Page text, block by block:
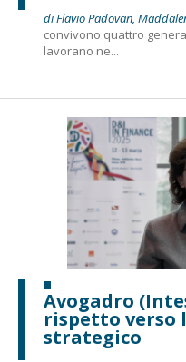
di Flavio Padovan,
convivono quattro
lavorano ne...
Avogadro
rispetto verso
strategico